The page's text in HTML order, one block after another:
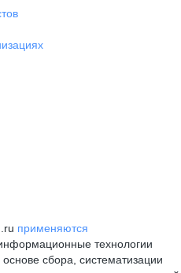
применяются
технологии
сбора, систематизации